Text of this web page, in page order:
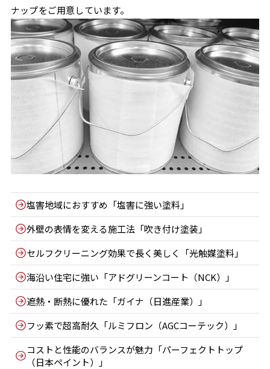
ナップをご用意しています。
塩害地域におすすめ「塩害に強い塗料」
外壁の表情を変える施工法「吹き付け塗装」
セルフクリーニング効果で長く美しく「光触媒塗料」
海沿い住宅に強い「アドグリーンコート（NCK）」
遮熱・断熱に優れた「ガイナ（日進産業）」
フッ素で超高耐久「ルミフロン（AGCコーテック）」
コストと性能のバランスが魅力「パーフェクトトップ
（日本ペイント）」